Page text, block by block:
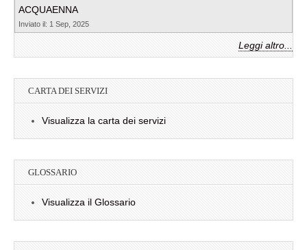
ACQUAENNA
Inviato il: 1 Sep, 2025
Leggi altro...
CARTA DEI SERVIZI
Visualizza la carta dei servizi
GLOSSARIO
Visualizza il Glossario